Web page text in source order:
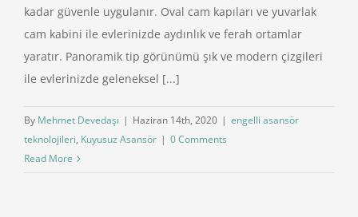
kadar güvenle uygulanır. Oval cam kapıları ve yuvarlak
cam kabini ile evlerinizde aydınlık ve ferah ortamlar
yaratır. Panoramik tip görünümü şık ve modern çizgileri
ile evlerinizde geleneksel [...]
By Mehmet Devedaşı | Haziran 14th, 2020 | engelli asansör
teknolojileri, Kuyusuz Asansör | 0 Comments
Read More